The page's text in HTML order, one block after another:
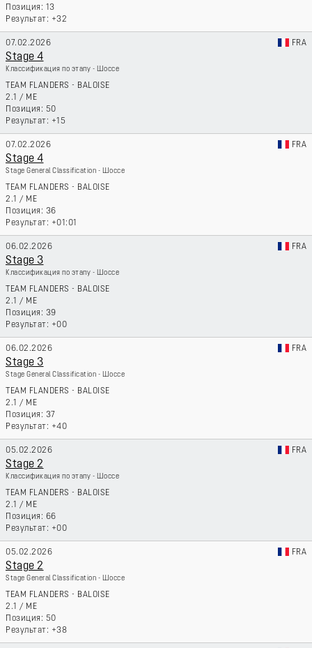
13
+32
07.02.2026 FRA
Stage 4
Классификация по этапу - Шоссе
TEAM FLANDERS - BALOISE
2.1 / ME
50
+15
07.02.2026 FRA
Stage 4
Stage General Classification - Шоссе
TEAM FLANDERS - BALOISE
2.1 / ME
36
+01:01
06.02.2026 FRA
Stage 3
Классификация по этапу - Шоссе
TEAM FLANDERS - BALOISE
2.1 / ME
39
+00
06.02.2026 FRA
Stage 3
Stage General Classification - Шоссе
TEAM FLANDERS - BALOISE
2.1 / ME
37
+40
05.02.2026 FRA
Stage 2
Классификация по этапу - Шоссе
TEAM FLANDERS - BALOISE
2.1 / ME
66
+00
05.02.2026 FRA
Stage 2
Stage General Classification - Шоссе
TEAM FLANDERS - BALOISE
2.1 / ME
50
+38